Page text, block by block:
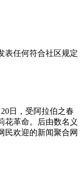
表任何符合社区规定
日，受阿拉伯之春
花革命。后由数名义
民欢迎的新闻聚合网